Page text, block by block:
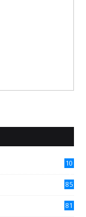
10
85
81